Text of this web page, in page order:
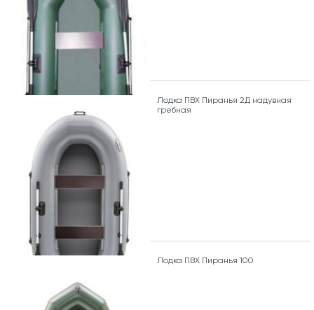
Лодка ПВХ Пиранья 2Д надувная
гребная
Лодка ПВХ Пиранья 100